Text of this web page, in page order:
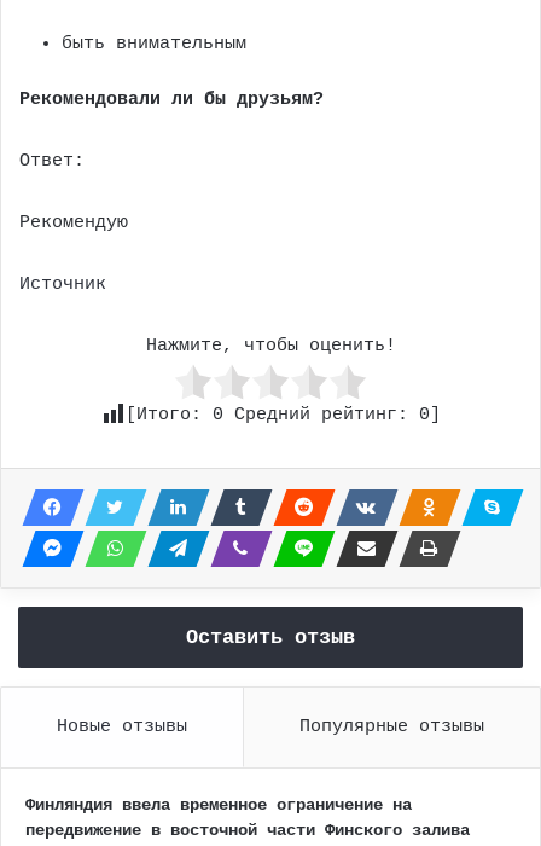
быть внимательным
Рекомендовали ли бы друзьям?
Ответ:
Рекомендую
Источник
Нажмите, чтобы оценить!
[Итого: 0 Средний рейтинг: 0
Оставить отзыв
Новые отзывы Популярные отзывы
Финляндия ввела временное ограничение на
передвижение в восточной части Финского залива